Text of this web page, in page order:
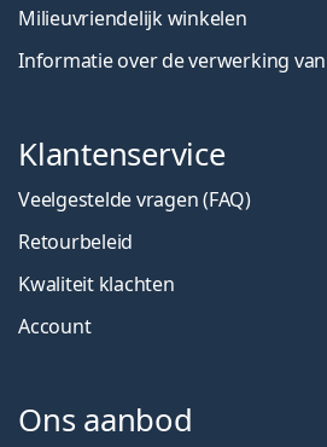
Milieuvriendelijk winkelen
Informatie over de verwerking
Klantenservice
Veelgestelde vragen (FAQ)
Retourbeleid
Kwaliteit klachten
Account
Ons aanbod